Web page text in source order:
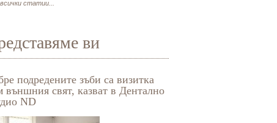
статии...
ви
подредените зъби са визитка
външния свят, казват в Дентално
ND